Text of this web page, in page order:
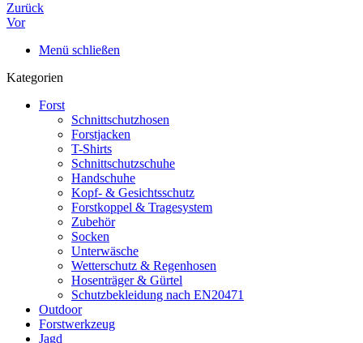
Zurück
Vor
Menü schließen
Kategorien
Forst
Schnittschutzhosen
Forstjacken
T-Shirts
Schnittschutzschuhe
Handschuhe
Kopf- & Gesichtsschutz
Forstkoppel & Tragesystem
Zubehör
Socken
Unterwäsche
Wetterschutz & Regenhosen
Hosenträger & Gürtel
Schutzbekleidung nach EN20471
Outdoor
Forstwerkzeug
Jagd